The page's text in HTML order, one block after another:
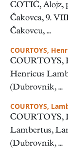
COTIĆ, Alojz,
Čakovca, 9.
Čakovcu, ...
COURTOYS,
COURTOYS,
Henricus
(Dubrovnik, ...
COURTOYS,
COURTOYS,
Lambertus,
(Dubrovnik, ...